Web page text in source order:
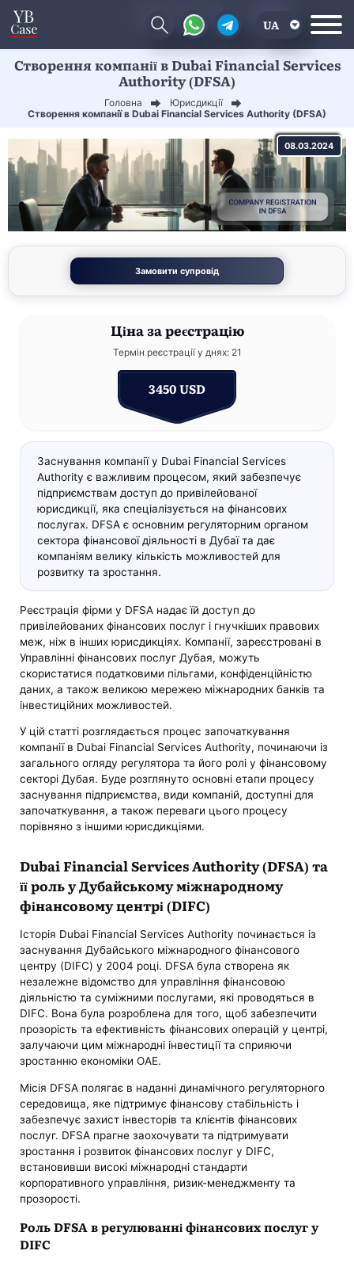
UA
EN
Створення компанії в Dubai Financial Services
Authority (DFSA)
Головна
Юрисдикції
Створення компанії в Dubai Financial Services Authority (DFSA)
08.03.2024
Замовити супровід
Ціназа реєстрацію
Термін реєстрації у днях: 21
3450 USD
Заснування компанії у Dubai Financial Services
Authority є важливим процесом, який забезпечує
підприємствам доступ до привілейованої
юрисдикції, яка спеціалізується на фінансових
послугах. DFSA є основним регуляторним органом
сектора фінансової діяльності в Дубаї та дає
компаніям велику кількість можливостей для
розвитку та зростання.
Реєстрація фірми у DFSA надає їй доступ до
привілейованих фінансових послуг і гнучкіших правових
меж, ніж в інших юрисдикціях. Компанії, зареєстровані в
Управлінні фінансових послуг Дубая, можуть
скористатися податковими пільгами, конфіденційністю
даних, а також великою мережею міжнародних банків та
інвестиційних можливостей.
У цій статті розглядається процес започаткування
компанії в Dubai Financial Services Authority, починаючи із
загального огляду регулятора та його ролі у фінансовому
секторі Дубая. Буде розглянуто основні етапи процесу
заснування підприємства, види компаній, доступні для
започаткування, а також переваги цього процесу
порівняно з іншими юрисдикціями.
Dubai Financial Services Authority (DFSA) та
її роль у Дубайському міжнародному
фінансовому центрі (DIFC)
Історія Dubai Financial Services Authority починається із
заснування Дубайського міжнародного фінансового
центру (DIFC) у 2004 році. DFSA була створена як
незалежне відомство для управління фінансовою
діяльністю та суміжними послугами, які проводяться в
DIFC. Вона була розроблена для того, щоб забезпечити
прозорість та ефективність фінансових операцій у центрі,
залучаючи цим міжнародні інвестиції та сприяючи
зростанню економіки ОАЕ.
Місія DFSA полягає в наданні динамічного регуляторного
середовища, яке підтримує фінансову стабільність і
забезпечує захист інвесторів та клієнтів фінансових
послуг. DFSA прагне заохочувати та підтримувати
зростання і розвиток фінансових послуг у DIFC,
встановивши високі міжнародні стандарти
корпоративного управління, ризик-менеджменту та
прозорості.
Роль DFSA в регулюванні фінансових послуг у
DIFC